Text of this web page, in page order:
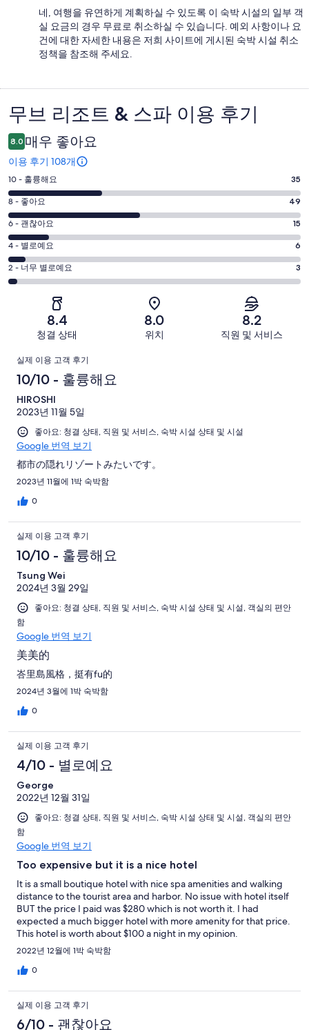
네, 여행을 유연하게 계획하실 수 있도록 이 숙박 시설의 일부 객
실 요금의 경우 무료로 취소하실 수 있습니다. 예외 사항이나 요
건에 대한 자세한 내용은 저희 사이트에 게시된 숙박 시설 취소
정책을 참조해 주세요.
이
용
후
기
무브 리조트 & 스파 이용 후기
8.0 매우 좋아요
이용 후기 108개
평
점
10
-
훌
륭
해
요.
후
기
35
10 - 훌륭해요 35
평
점
8
-
좋
아
후
중
49
개
8 - 좋아요 49
평
점
6
-
괜
개
이
후
기
중
15
개
6 - 괜찮아요 15
평
점
4
108
개
이
용
후
기
개
4 - 별로예요 6
평
점
별
로
요.
108
개
이
용
후
중
3
개
2 - 너무 별로예요 3
8.4
청결 상태
8.0
위치
8.2
직원 및 서비스
이
용
후
기
실제 이용 고객 후기
10/10 - 훌륭해요
HIROSHI
2023년 11월 5일
좋아요: 청결 상태, 직원 및 서비스, 숙박 시설 상태 및 시설
Google 번역 보기
都市の隠れリゾートみたいです。
2023년 11월에 1박 숙박함
0
실제 이용 고객 후기
10/10 - 훌륭해요
Tsung Wei
2024년 3월 29일
좋아요: 청결 상태, 직원 및 서비스, 숙박 시설 상태 및 시설, 객실의 편안
함
Google 번역 보기
美美的
峇里島風格，挺有fu的
2024년 3월에 1박 숙박함
0
실제 이용 고객 후기
4/10 - 별로예요
George
2022년 12월 31일
좋아요: 청결 상태, 직원 및 서비스, 숙박 시설 상태 및 시설, 객실의 편안
함
Google 번역 보기
Too expensive but it is a nice hotel
It is a small boutique hotel with nice spa amenities and walking
distance to the tourist area and harbor. No issue with hotel itself
BUT the price I paid was $280 which is not worth it. I had
expected a much bigger hotel with more amenity for that price.
This hotel is worth about $100 a night in my opinion.
2022년 12월에 1박 숙박함
0
실제 이용 고객 후기
6/10 - 괜찮아요